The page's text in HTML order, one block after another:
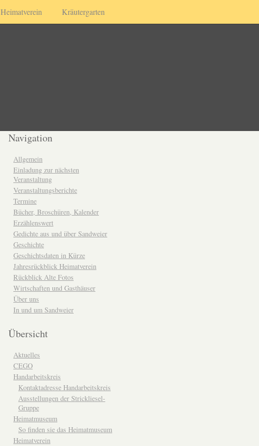
Heimatverein Kräutergarten
Navigation
Allgemein
Einladung zur nächsten
Veranstaltung
Veranstaltungsberichte
Termine
Bücher, Broschüren, Kalender
Erzählenswert
Gedichte aus und über Sandweier
Geschichte
Geschichtsdaten in Kürze
Jahresrückblick Heimatverein
Rückblick Alte Fotos
Wirtschaften und Gasthäuser
Über uns
In und um Sandweier
Übersicht
Aktuelles
CEGO
Handarbeitskreis
Kontaktadresse Handarbeitskreis
Ausstellungen der Strickliesel-
Gruppe
Heimatmuseum
So finden sie das Heimatmuseum
Heimatverein